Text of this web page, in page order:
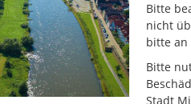
Bitte
nicht
bitte an
Bitte
Stadt